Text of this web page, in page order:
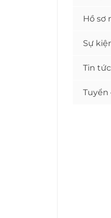
Hồ sơ
Sự
Tin tức
Tuyển